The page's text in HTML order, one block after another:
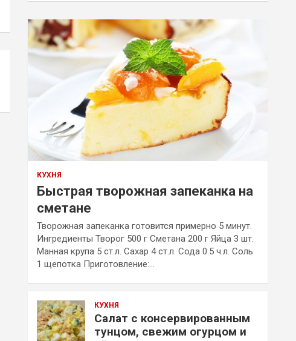
КУХНЯ
Быстрая творожная запеканка на
сметане
Творожная запеканка готовится примерно 5 минут.
Ингредиенты Творог 500 г Сметана 200 г Яйца 3 шт.
Манная крупа 5 ст.л. Сахар 4 ст.л. Сода 0.5 ч.л. Соль
1 щепотка Приготовление:…
КУХНЯ
Салат с консервированным
тунцом, свежим огурцом и